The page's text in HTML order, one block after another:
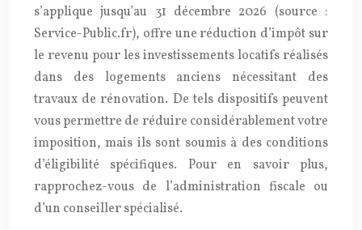
s’applique jusqu’au 31 décembre 2026 (source :
Service-Public.fr), offre une réduction d’impôt sur
le revenu pour les investissements locatifs réalisés
dans des logements anciens nécessitant des
travaux de rénovation. De tels dispositifs peuvent
vous permettre de réduire considérablement votre
imposition, mais ils sont soumis à des conditions
d’éligibilité spécifiques. Pour en savoir plus,
rapprochez-vous de l’administration fiscale ou
d’un conseiller spécialisé.